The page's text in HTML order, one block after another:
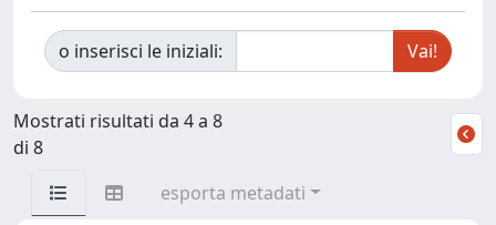
o inserisci le iniziali:
Mostrati risultati da 4 a 8
di 8
esporta metadati